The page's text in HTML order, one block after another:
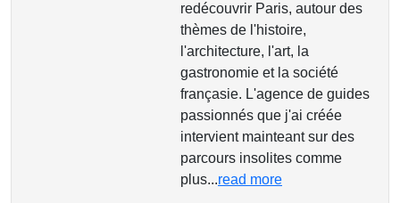
redécouvrir Paris, autour des
thèmes de l'histoire,
l'architecture, l'art, la
gastronomie et la société
françasie. L'agence de guides
passionnés que j'ai créée
intervient mainteant sur des
parcours insolites comme
plus...read more